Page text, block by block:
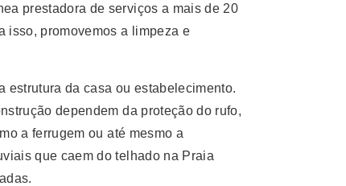
prestadora de serviços a mais de 20
isso, promovemos a limpeza e
estrutura da casa ou estabelecimento.
dependem da proteção do rufo,
a ferrugem ou até mesmo a
que caem do telhado na Praia